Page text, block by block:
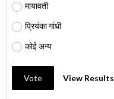
मायावती
प्रियंका गांधी
कोई अन्य
Vote View Results